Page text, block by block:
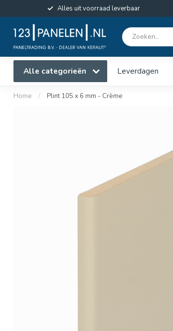
Alles uit voorraad leverbaar
Alle categorieën Leverdagen
Home / Plint 105 x 6 mm - Crème